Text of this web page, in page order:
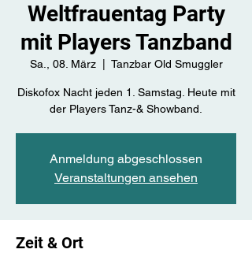
Weltfrauentag Party
mit Players Tanzband
Sa., 08. März
  |
Tanzbar Old Smuggler
Diskofox Nacht jeden 1. Samstag. Heute mit
der Players Tanz-& Showband.
Anmeldung abgeschlossen
Veranstaltungen ansehen
Zeit & Ort